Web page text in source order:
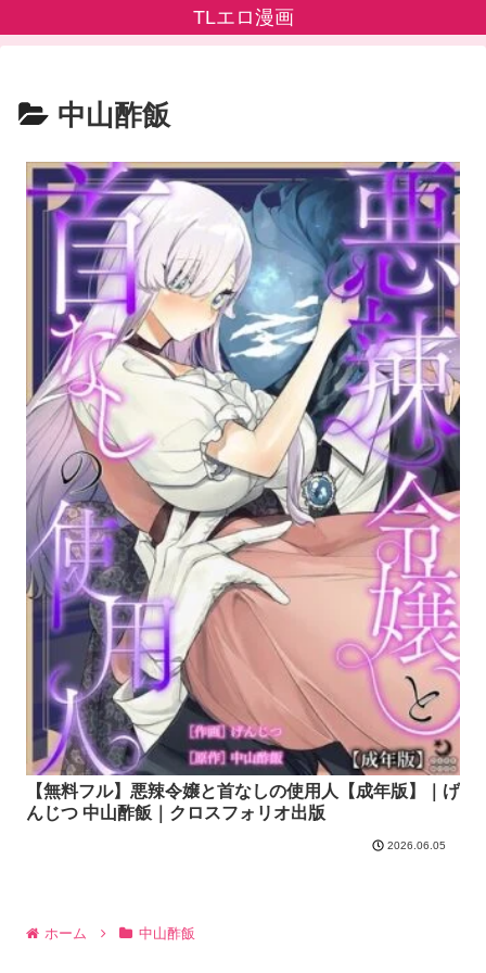
TLエロ漫画
中山酢飯
【無料フル】悪辣令嬢と首なしの使用人【成年版】｜げ
んじつ 中山酢飯｜クロスフォリオ出版
2026.06.05
ホーム 中山酢飯